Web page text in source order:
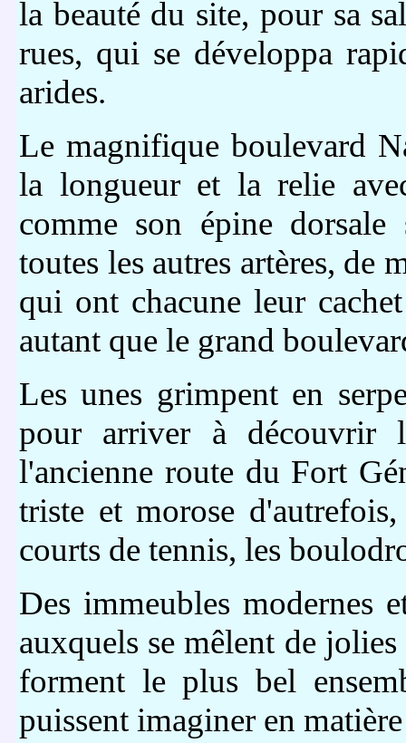
la beauté du site, pour sa
rues, qui se développa
arides.
Le magnifique boulevard
la longueur et la relie
comme son épine
toutes les autres artères, de
qui ont chacune leur
autant que le grand
Les unes grimpent en
pour arriver à découvrir
l'ancienne route du Fort
triste et morose
courts de tennis, les
Des immeubles modernes
auxquels se mêlent de
forment le plus bel
puissent imaginer en